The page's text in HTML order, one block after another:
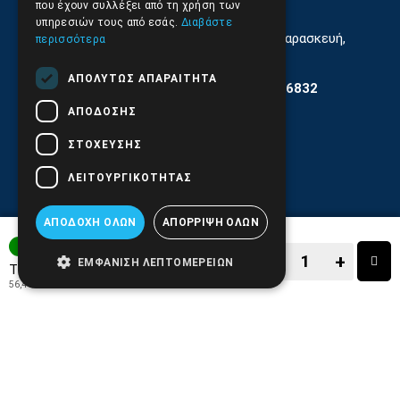
Τιμή: 69,99€
56,44€
+
Email:info@pds.com.gr
Εξυπηρέτηση Κοινού Δευτέρα έως Παρασκευή,
Αρ. ΓΕΜΗ 6204101000 | Αρ. ΕΜΠΑ 6832
που έχουν συλλέξει από τη χρήση των
υπηρεσιών τους από εσάς. Διαβάστε
περισσότερα
ΑΠΟΛΎΤΩΣ ΑΠΑΡΑΊΤΗΤΑ
ΑΠΌΔΟΣΗΣ
ΣΤΌΧΕΥΣΗΣ
ΛΕΙΤΟΥΡΓΙΚΌΤΗΤΑΣ
ΑΠΟΔΟΧΉ ΌΛΩΝ ΑΠΌΡΡΙΨΗ ΌΛΩΝ
ΕΜΦΆΝΙΣΗ ΛΕΠΤΟΜΕΡΕΙΏΝ